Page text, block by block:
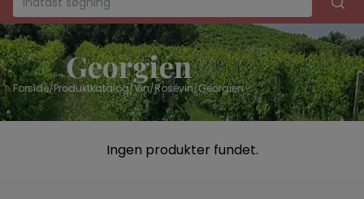
Georgien
Forside/Produktkatalog/Vin/Rosévin/Georgien
Ingen produkter fundet.